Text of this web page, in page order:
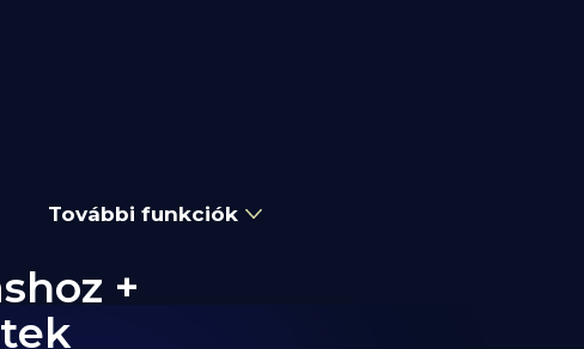
További funkciók
+